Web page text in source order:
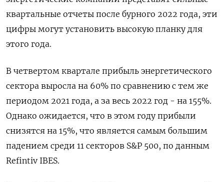
квартальные отчеты после бурного 2022 года, эти
цифры могут установить высокую планку для
этого года.
В четвертом квартале прибыль энергетического
сектора выросла на 60% по сравнению с тем же
периодом 2021 года, а за весь 2022 год - на 155%.
Однако ожидается, что в этом году прибыли
снизятся на 15%, что является самым большим
падением среди 11 секторов S&P 500, по данным
Refintiv IBES.